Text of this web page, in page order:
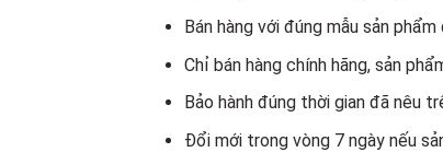
Bán hàng với đúng mẫu sản
Chỉ bán hàng chính hãng, sản
Bảo hành đúng thời gian đã nêu
Đổi mới trong vòng 7 ngày nếu